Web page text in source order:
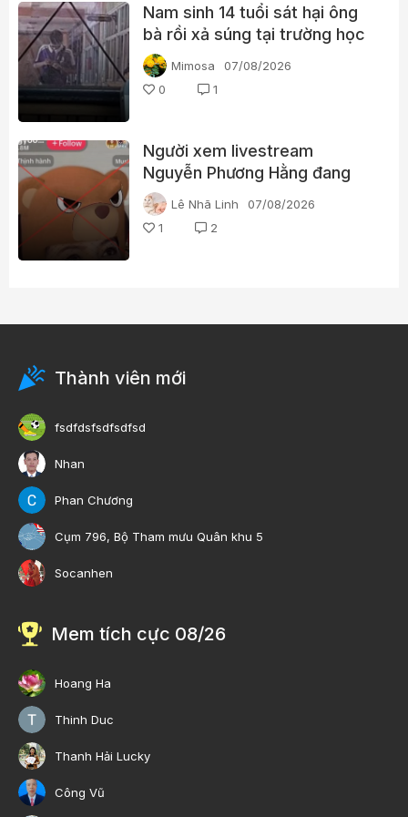
Nam sinh 14 tuổi sát hại ông
bà rồi xả súng tại trường học
Thái Lan
Mimosa
07/08/2026
0
1
Người xem livestream
Nguyễn Phương Hằng đang
tìm kiếm điều gì?
Lê Nhã Linh
07/08/2026
1
2
Thành viên mới
fsdfdsfsdfsdfsd
Nhan
Phan Chương
Cụm 796, Bộ Tham mưu Quân khu 5
Socanhen
Mem tích cực 08/26
Hoang Ha
Thinh Duc
Thanh Hải Lucky
Công Vũ